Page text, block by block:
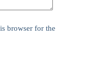
browser for the